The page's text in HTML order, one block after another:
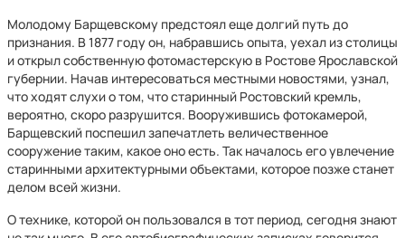
Молодому Барщевскому предстоял еще долгий путь до
признания. В 1877 году он, набравшись опыта, уехал из столицы
и открыл собственную фотомастерскую в Ростове Ярославской
губернии. Начав интересоваться местными новостями, узнал,
что ходят слухи о том, что старинный Ростовский кремль,
вероятно, скоро разрушится. Вооружившись фотокамерой,
Барщевский поспешил запечатлеть величественное
сооружение таким, какое оно есть. Так началось его увлечение
старинными архитектурными объектами, которое позже станет
делом всей жизни.
О технике, которой он пользовался в тот период, сегодня знают